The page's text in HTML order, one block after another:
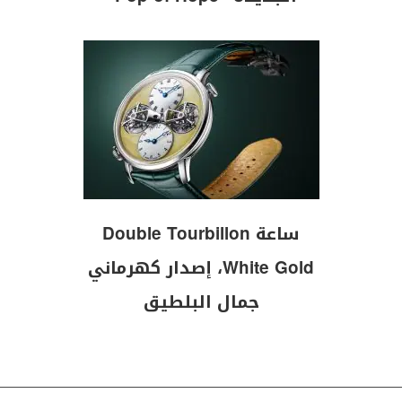
ساعة Double Tourbillon
White Gold، إصدار كهرماني
جمال البلطيق